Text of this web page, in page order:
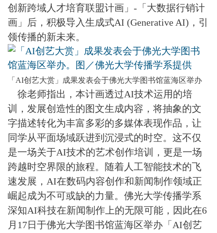
创新跨域人才培育联盟计画」-「大数据行销计
画」后，积极导入生成式AI (Generative AI)，引
领传播的新未来。
「AI创艺大赏」成果发表会于佛光大学图书馆蓝海区举办
徐老师指出，本计画透过AI技术运用的培
训，发展创造性的图文生成内容，将抽象的文
字描述转化为丰富多彩的多媒体表现作品，让
同学从平面场域跃进到沉浸式的时空。这不仅
是一场关于AI技术的艺术创作培训，更是一场
跨越时空界限的旅程。随着人工智能技术的飞
速发展，AI在数码内容创作和新闻制作领域正
崛起成为不可或缺的力量。佛光大学传播学系
深知AI科技在新闻制作上的无限可能，因此在6
月17日于佛光大学图书馆蓝海区举办「AI创艺